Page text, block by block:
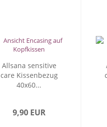
Allsana sensitive
care Kissenbezug
40x60...
9,90 EUR